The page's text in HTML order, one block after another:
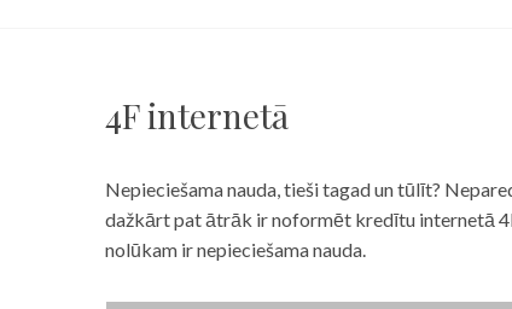
4F internetā
Nepieciešama nauda, tieši tagad un tūlīt?
dažkārt pat ātrāk ir noformēt kredītu internetā
nolūkam ir nepieciešama nauda.